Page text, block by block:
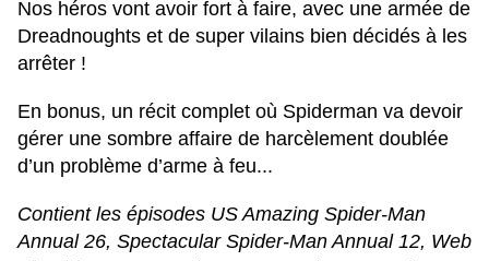
Nos héros vont avoir fort à faire, avec une armée de
Dreadnoughts et de super vilains bien décidés à les
arrêter !
En bonus, un récit complet où Spiderman va devoir
gérer une sombre affaire de harcèlement doublée
d’un problème d’arme à feu...
Contient les épisodes US Amazing Spider-Man
Annual 26, Spectacular Spider-Man Annual 12, Web